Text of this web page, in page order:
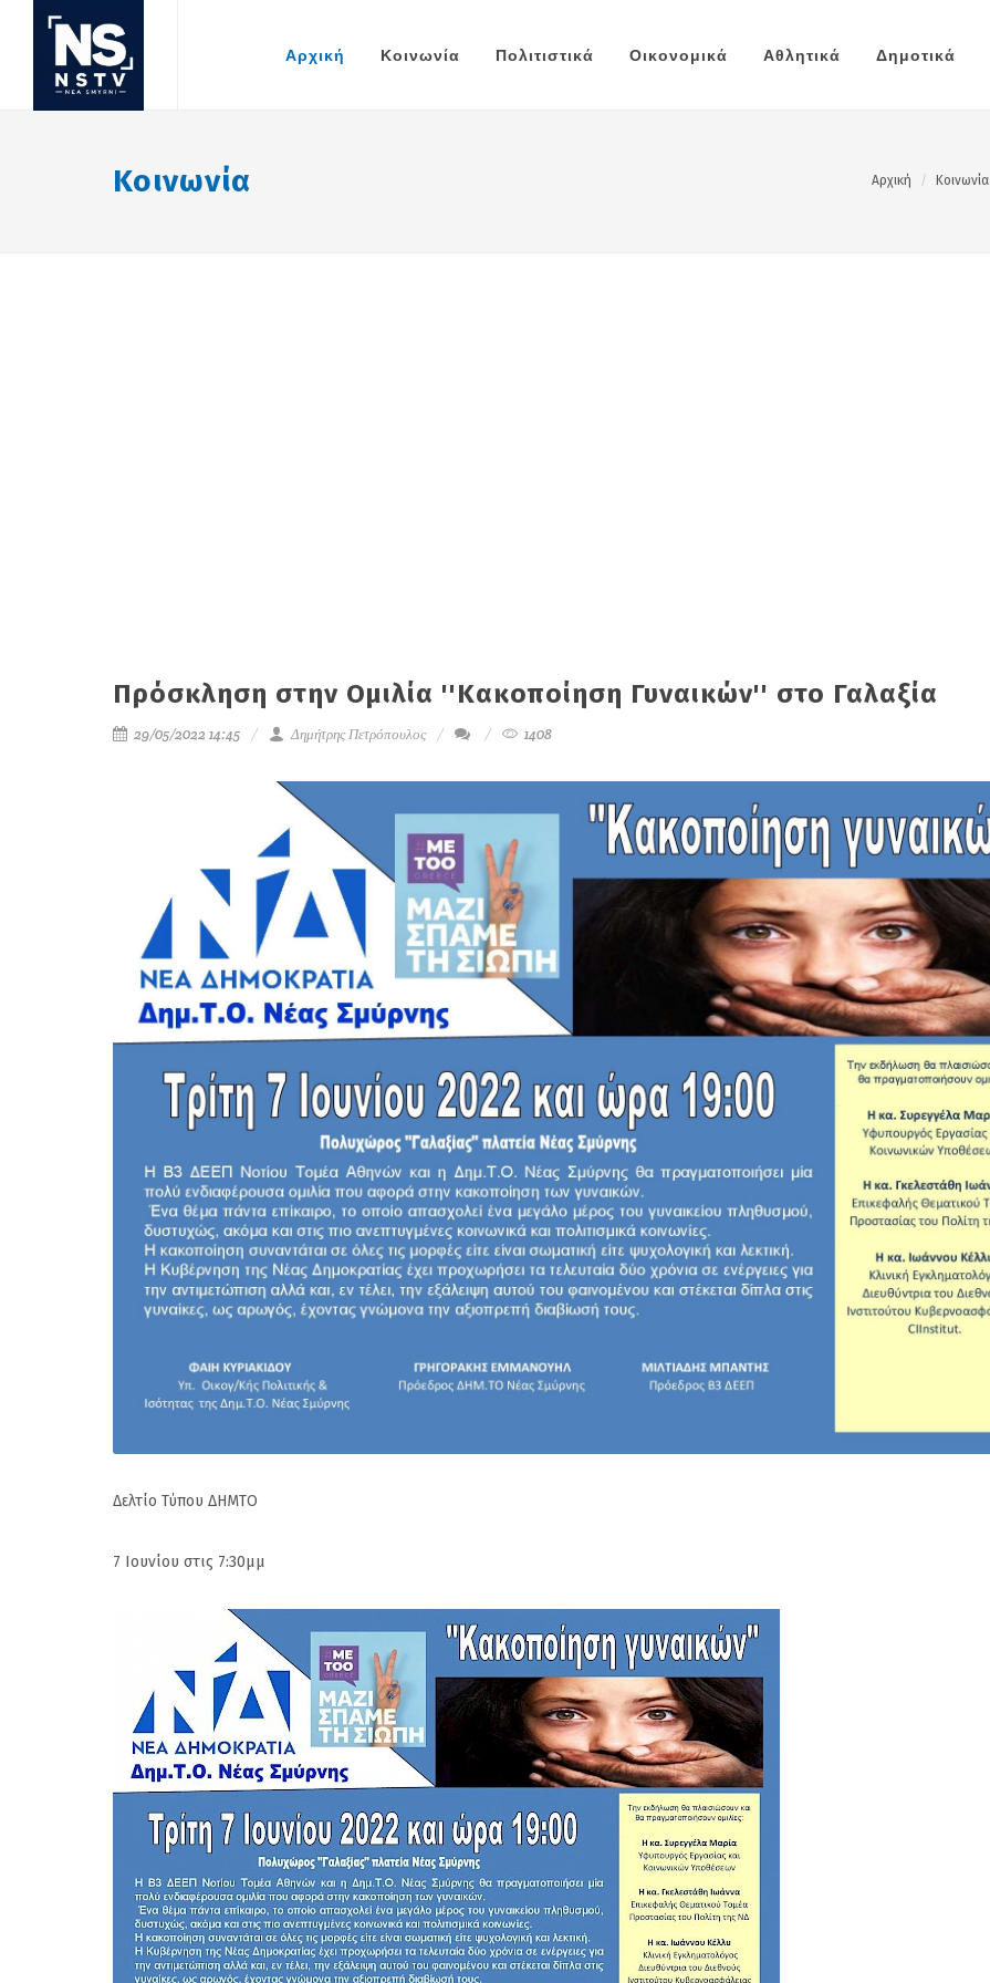
Αρχική Κοινωνία Πολιτιστικά Οικονομικά Αθλητικά Δημοτικά
Κοινωνία Αρχική Κοινωνία
Πρόσκληση στην Ομιλία ''Κακοποίηση Γυναικών'' στο Γαλαξία
29/05/2022 14:45 Δημήτρης Πετρόπουλος 1408
Δελτίο Τύπου ΔΗΜΤΟ
7 Ιουνίου στις 7:30μμ
(Gallop) Νέα Σμύρνη.
Στην 60ή θέση : Ευτυχώς
Ζηκόπουλος: Ζητάμε την
άμεση παραίτησή του